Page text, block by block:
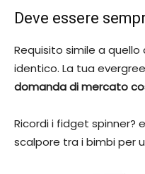
Deve essere
Requisito simile a
identico. La tua
domanda di mercato
Ricordi i fidget spinner?
scalpore tra i bimbi per